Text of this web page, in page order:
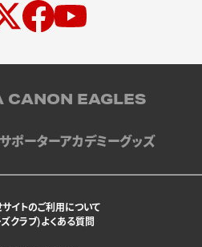
CANON EAGLES
サポーターアカデミーグッズ
サイトのご利用について
クラブ)よくある質問